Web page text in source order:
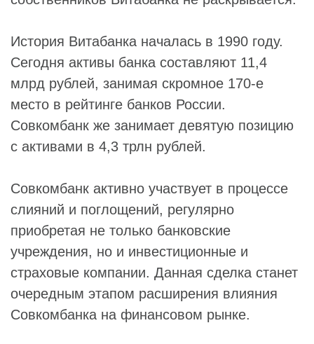
История Витабанка началась в 1990 году.
Сегодня активы банка составляют 11,4
млрд рублей, занимая скромное 170-е
место в рейтинге банков России.
Совкомбанк же занимает девятую позицию
с активами в 4,3 трлн рублей.
Совкомбанк активно участвует в процессе
слияний и поглощений, регулярно
приобретая не только банковские
учреждения, но и инвестиционные и
страховые компании. Данная сделка станет
очередным этапом расширения влияния
Совкомбанка на финансовом рынке.